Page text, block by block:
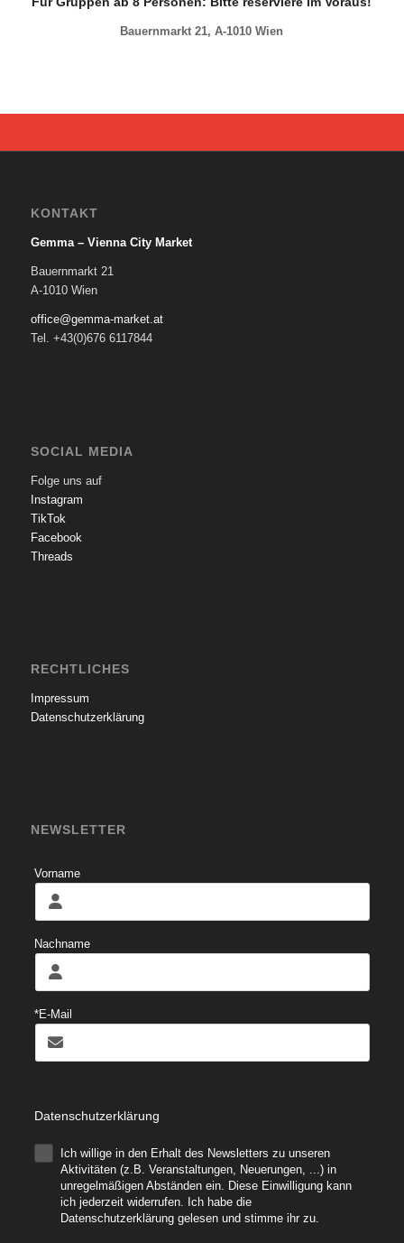
Bauernmarkt 21, A-1010 Wien
KONTAKT
Gemma – Vienna City Market
Bauernmarkt 21
A-1010 Wien
office@gemma-market.at
Tel. +43(0)676 6117844
SOCIAL MEDIA
Folge uns auf
Instagram
TikTok
Facebook
Threads
RECHTLICHES
Impressum
Datenschutzerklärung
NEWSLETTER
Vorname
Nachname
*E-Mail
Datenschutzerklärung
Ich willige in den Erhalt des Newsletters zu unseren
Aktivitäten (z.B. Veranstaltungen, Neuerungen, ...) in
unregelmäßigen Abständen ein. Diese Einwilligung kann
ich jederzeit widerrufen. Ich habe die
Datenschutzerklärung gelesen und stimme ihr zu.